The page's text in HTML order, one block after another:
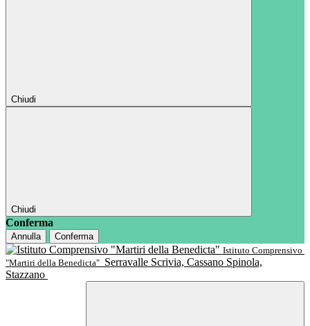
Chiudi
Chiudi
Conferma
Annulla
Conferma
Istituto Comprensivo
"Martiri della Benedicta" Serravalle Scrivia, Cassano Spinola,
Stazzano